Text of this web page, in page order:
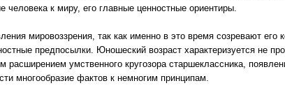
к миру, его главные ценностные ориентиры.
мировоззрения, так как именно в это время созревают его
предпосылки. Юношеский возраст характеризуется не
умственного кругозора старшеклассника,
многообразие фактов к немногим принципам.